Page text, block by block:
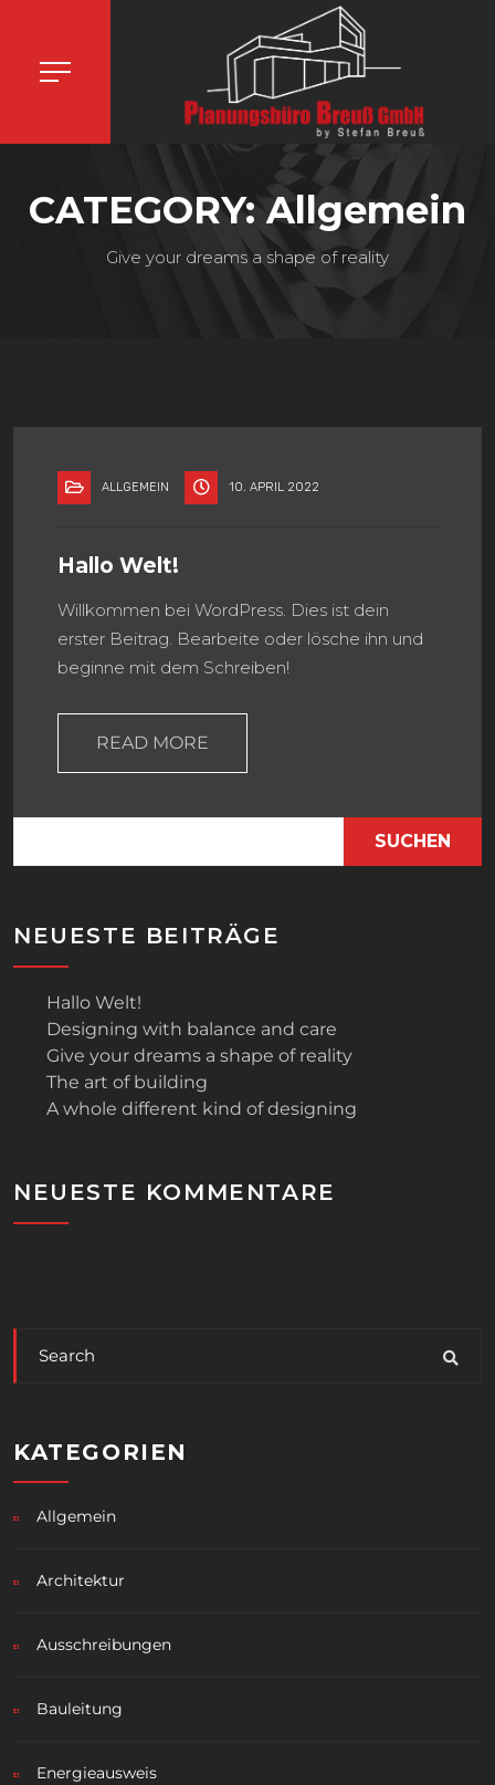
CATEGORY: Allgemein
Give your dreams a shape of reality
ALLGEMEIN 10. APRIL 2022
Hallo Welt!
Willkommen bei WordPress. Dies ist dein
erster Beitrag. Bearbeite oder lösche ihn und
beginne mit dem Schreiben!
READ MORE
SUCHEN
NEUESTE BEITRÄGE
Hallo Welt!
Designing with balance and care
Give your dreams a shape of reality
The art of building
A whole different kind of designing
NEUESTE KOMMENTARE
KATEGORIEN
Allgemein
Architektur
Ausschreibungen
Bauleitung
Energieausweis